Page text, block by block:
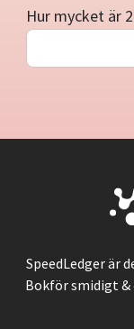
Hur mycket är
SpeedLedger är
Bokför smidigt